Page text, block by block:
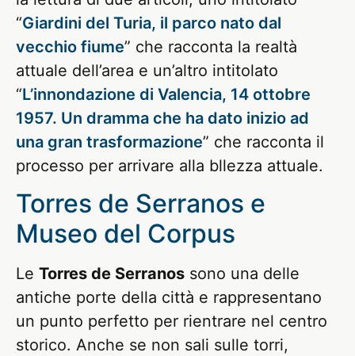
“Giardini del Turia, il parco nato dal
vecchio fiume” che racconta la realtà
attuale dell’area e un’altro intitolato
“L’innondazione di Valencia, 14 ottobre
1957. Un dramma che ha dato inizio ad
una gran trasformazione” che racconta il
processo per arrivare alla bllezza attuale.
Torres de Serranos e
Museo del Corpus
Le Torres de Serranos sono una delle
antiche porte della città e rappresentano
un punto perfetto per rientrare nel centro
storico. Anche se non sali sulle torri,